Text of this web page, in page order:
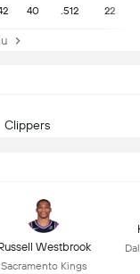
Clippers
40 .512 22
Westbrook
Sacramento Kings